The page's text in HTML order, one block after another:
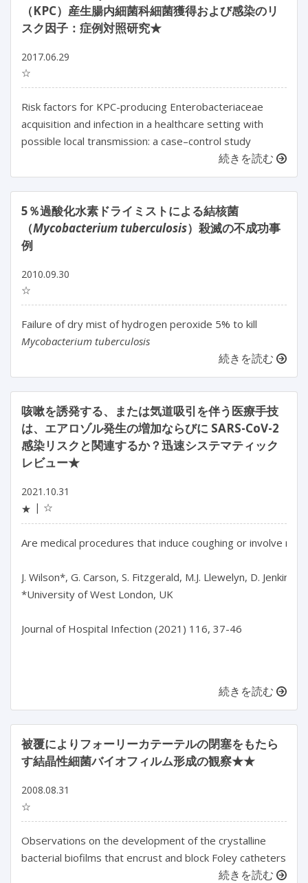
（KPC）産生腸内細菌科細菌獲得および感染のリ
スク因子：症例対照研究★
2017.06.29
☆
Risk factors for KPC-producing Enterobacteriaceae
acquisition and infection in a healthcare setting with
possible local transmission: a case–control study
続きを読む
5％過酸化水素ドライミストによる結核菌
（Mycobacterium tuberculosis）殺滅の不成功事
例
2010.09.30
☆
Failure of dry mist of hydrogen peroxide 5% to kill
Mycobacterium tuberculosis
続きを読む
咳嗽を誘発する、または気道吸引を伴う医療手技
は、エアロゾル発生の増加ならびに SARS-CoV-2
感染リスクと関連するか？迅速システマティック
レビュー★
2021.10.31
★
☆
Are medical procedures that induce coughing or involve
J. Wilson*, G. Carson, S. Fitzgerald, M.J. Llewelyn, D.
*University of West London, UK
Journal of Hospital Infection (2021) 116, 37-46
続きを読む
被覆によりフォーリーカテーテルの閉塞をもたら
す結晶性細菌バイオフィルム形成の観察★★
2008.08.31
☆
Observations on the development of the crystalline
bacterial biofilms that encrust and block Foley catheters
続きを読む